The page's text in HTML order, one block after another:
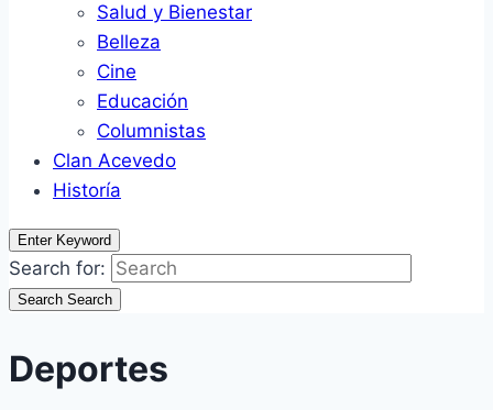
Salud y Bienestar
Belleza
Cine
Educación
Columnistas
Clan Acevedo
Historía
Enter Keyword
Search for:
Search Search
Deportes